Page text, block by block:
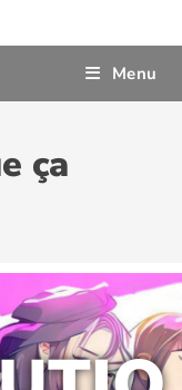
Menu
ça